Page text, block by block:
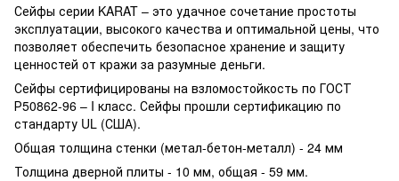
Сейфы серии KARAT – это удачное сочетание простоты
эксплуатации, высокого качества и оптимальной цены, что
позволяет обеспечить безопасное хранение и защиту
ценностей от кражи за разумные деньги.
Сейфы сертифицированы на взломостойкость по ГОСТ
Р50862-96 – I класс. Сейфы прошли сертификацию по
стандарту UL (США).
Общая толщина стенки (метал-бетон-металл) - 24 мм
Толщина дверной плиты - 10 мм, общая - 59 мм.